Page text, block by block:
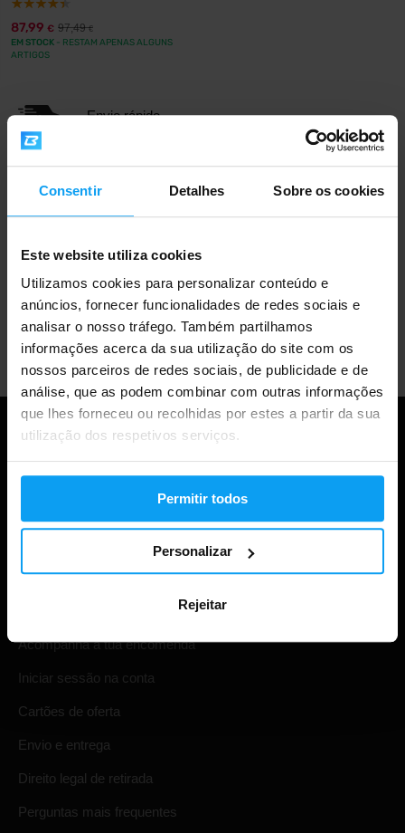
Consentir Detalhes Sobre os cookies
Este website utiliza cookies
Utilizamos cookies para personalizar conteúdo e
anúncios, fornecer funcionalidades de redes sociais e
analisar o nosso tráfego. Também partilhamos
informações acerca da sua utilização do site com os
nossos parceiros de redes sociais, de publicidade e de
análise, que as podem combinar com outras informações
que lhes forneceu ou recolhidas por estes a partir da sua
utilização dos respetivos serviços.
Permitir todos
Personalizar
Rejeitar
87,99 € 97,49€
EM STOCK - RESTAM APENAS ALGUNS
ARTIGOS
Envio rápido
Mais de 3000 produtos em stock
Mais de 1.000.000 de clientes
Apoio ao cliente profissional
Acompanha a tua encomenda
Iniciar sessão na conta
Cartões de oferta
Envio e entrega
Direito legal de retirada
Perguntas mais frequentes